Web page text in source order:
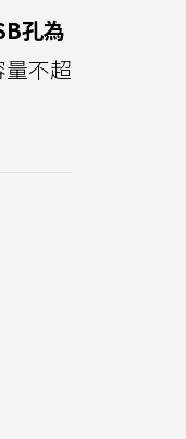
孔為
不超